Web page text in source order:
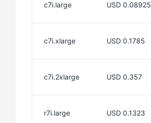
c7i.large USD 0.08925
c7i.xlarge USD 0.1785
c7i.2xlarge USD 0.357
r7i.large USD 0.1323